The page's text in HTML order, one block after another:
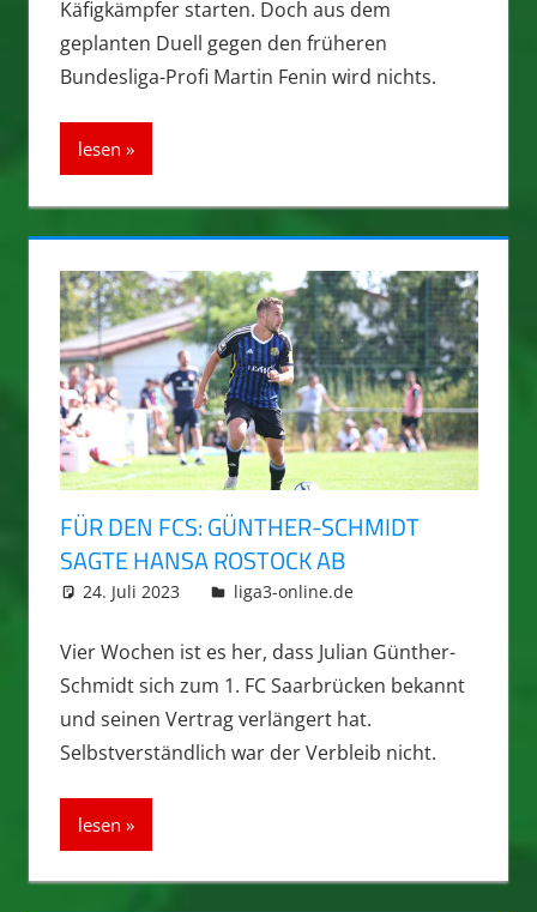
Käfigkämpfer starten. Doch aus dem
geplanten Duell gegen den früheren
Bundesliga-Profi Martin Fenin wird nichts.
lesen
FÜR DEN FCS: GÜNTHER-SCHMIDT
SAGTE HANSA ROSTOCK AB
24. Juli 2023 integromat
liga3-online.de
Vier Wochen ist es her, dass Julian Günther-
Schmidt sich zum 1. FC Saarbrücken bekannt
und seinen Vertrag verlängert hat.
Selbstverständlich war der Verbleib nicht.
lesen